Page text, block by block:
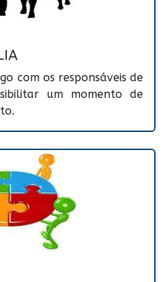
com os responsáveis de
um momento de